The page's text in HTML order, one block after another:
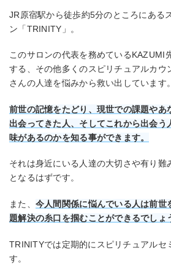
JR原宿駅から徒歩約5分のところにある
ン「TRINITY」。
このサロンの代表を務めているKAZUMI
する、その他多くのスピリチュアルカウ
さんの人達を悩みから救い出しています。
前世の記憶をたどり、現世での課題やあ
出会ってきた人、そしてこれから出会う
味があるのかを知る事ができます。
それは身近にいる人達の大切さや有り難
となるはずです。
また、 今人間関係に悩んでいる人は前世
題解決の糸口を掴むことができるでしょ
TRINITYでは定期的にスピリチュアルセ
す。